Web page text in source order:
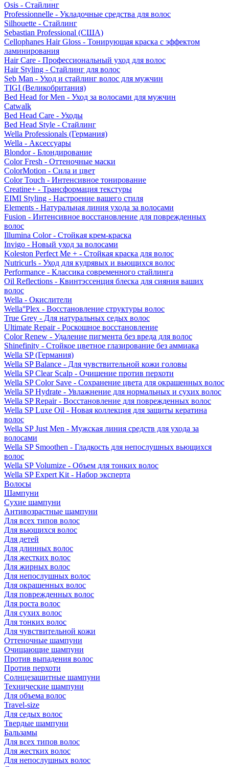
Osis - Стайлинг
Professionnelle - Укладочные средства для волос
Silhouette - Стайлинг
Sebastian Professional (США)
Cellophanes Hair Gloss - Тонирующая краска с эффектом
ламинирования
Hair Care - Профессиональный уход для волос
Hair Styling - Стайлинг для волос
Seb Man - Уход и стайлинг волос для мужчин
TIGI (Великобритания)
Bed Head for Men - Уход за волосами для мужчин
Catwalk
Bed Head Care - Уходы
Bed Head Style - Стайлинг
Wella Professionals (Германия)
Wella - Аксессуары
Blondor - Блондирование
Color Fresh - Оттеночные маски
ColorMotion - Сила и цвет
Color Touch - Интенсивное тонирование
Creatine+ - Трансформация текстуры
EIMI Styling - Настроение вашего стиля
Elements - Натуральная линия ухода за волосами
Fusion - Интенсивное восстановление для поврежденных
волос
Illumina Color - Стойкая крем-краска
Invigo - Новый уход за волосами
Koleston Perfect Me + - Стойкая краска для волос
Nutricurls - Уход для кудрявых и вьющихся волос
Performance - Классика современного стайлинга
Oil Reflections - Квинтэссенция блеска для сияния ваших
волос
Wella - Окислители
Wella°Plex - Восстановление структуры волос
True Grey - Для натуральных седых волос
Ultimate Repair - Роскошное восстановление
Color Renew - Удаление пигмента без вреда для волос
Shinefinity - Стойкое цветное глазирование без аммиака
Wella SP (Германия)
Wella SP Balance - Для чувствительной кожи головы
Wella SP Clear Scalp - Очищение против перхоти
Wella SP Color Save - Сохранение цвета для окрашенных волос
Wella SP Hydrate - Увлажнение для нормальных и сухих волос
Wella SP Repair - Восстановление для поврежденных волос
Wella SP Luxe Oil - Новая коллекция для защиты кератина
волос
Wella SP Just Men - Мужская линия средств для ухода за
волосами
Wella SP Smoothen - Гладкость для непослушных вьющихся
волос
Wella SP Volumize - Объем для тонких волос
Wella SP Expert Kit - Набор эксперта
Волосы
Шампуни
Сухие шампуни
Антивозрастные шампуни
Для всех типов волос
Для вьющихся волос
Для детей
Для длинных волос
Для жестких волос
Для жирных волос
Для непослушных волос
Для окрашенных волос
Для поврежденных волос
Для роста волос
Для сухих волос
Для тонких волос
Для чувствительной кожи
Оттеночные шампуни
Очищающие шампуни
Против выпадения волос
Против перхоти
Солнцезащитные шампуни
Технические шампуни
Для объема волос
Travel-size
Для седых волос
Твердые шампуни
Бальзамы
Для всех типов волос
Для жестких волос
Для непослушных волос